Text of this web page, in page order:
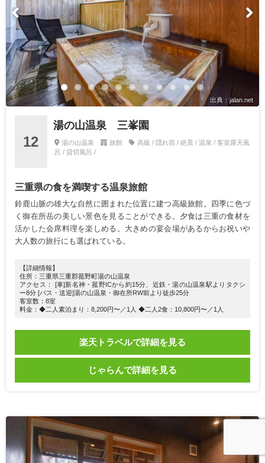
出典：jalan.net
12
湯の山温泉 三峯園
湯の山温泉 旅館
高級 / 隠れ宿 / 絶景 / 温泉 / 客室露天風
呂 / 貸切風呂 /
三重県の食を満喫する温泉旅館
鈴鹿山脈の雄大な自然に囲まれた位置に建つ高級旅館。四季に色づ
く御在所岳の美しい景色を見ることができる。夕食は三重の食材を
活かした会席料理を楽しめる。大きめの宴会場があるからお祝いや
大人数の旅行にも選ばれている。
【詳細情報】
住所：三重県三重郡菰野町湯の山温泉
アクセス： [車]新名神・菰野ICから約15分、近鉄・湯の山温泉駅よりタクシ
ー8分 [バス・送迎]湯の山温泉・御在所RW前より徒歩25分
客室数：8室
料金：◆二人素泊まり：8,200円〜／1人 ◆二人2食：10,800円〜／1人
楽天トラベルで詳細を見る
じゃらんで詳細を見る